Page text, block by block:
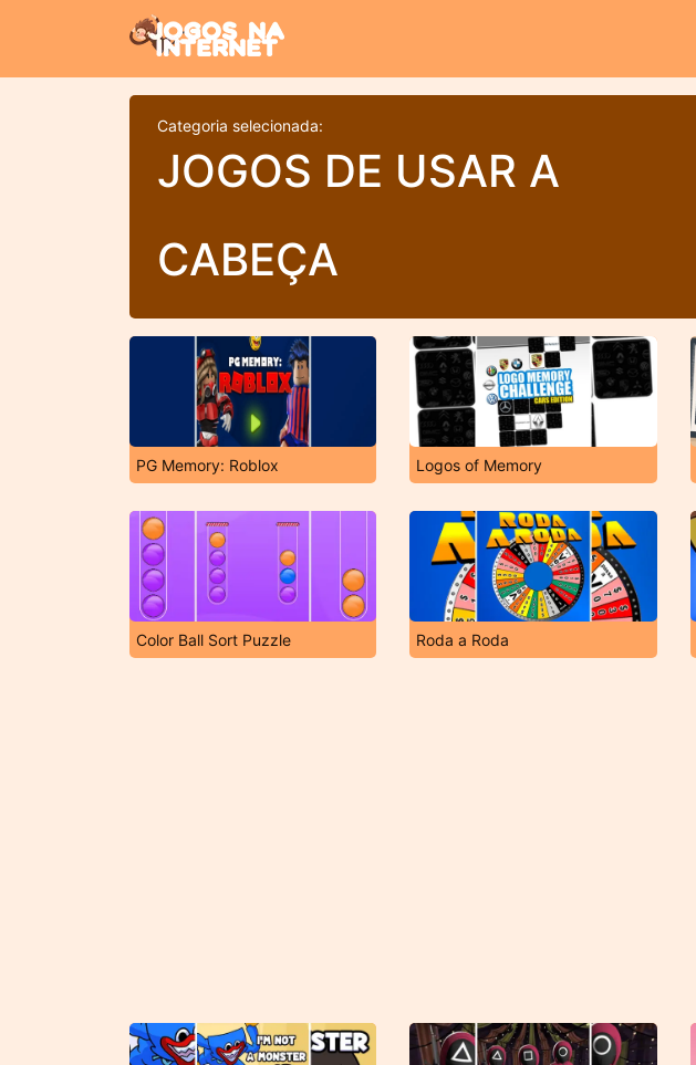
Categoria selecionada:
JOGOS DE USAR A
CABEÇA
PG Memory: Roblox Logos of Memory
Color Ball Sort Puzzle Roda a Roda